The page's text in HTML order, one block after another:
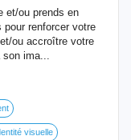
et/ou prends en
pour renforcer votre
ou accroître votre
ima...
visuelle